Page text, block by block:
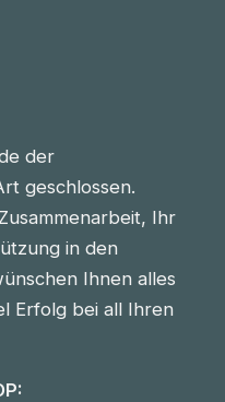
der
geschlossen.
Ihr
in den
Ihnen alles
Erfolg bei all Ihren